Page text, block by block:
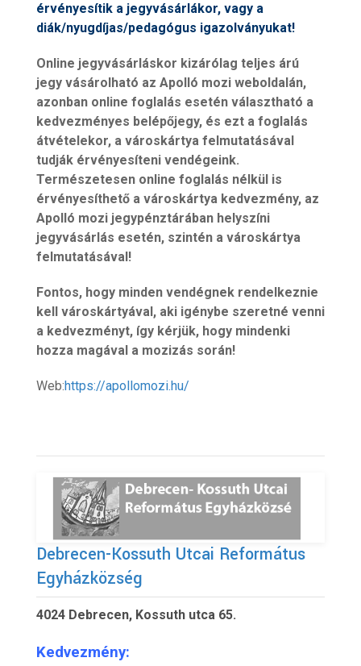
érvényesítik a jegyvásárlákor, vagy a
diák/nyugdíjas/pedagógus igazolványukat!
Online jegyvásárláskor kizárólag teljes árú
jegy vásárolható az Apolló mozi weboldalán,
azonban online foglalás esetén választható a
kedvezményes belépőjegy, és ezt a foglalás
átvételekor, a városkártya felmutatásával
tudják érvényesíteni vendégeink.
Természetesen online foglalás nélkül is
érvényesíthető a városkártya kedvezmény, az
Apolló mozi jegypénztárában helyszíni
jegyvásárlás esetén, szintén a városkártya
felmutatásával!
Fontos, hogy minden vendégnek rendelkeznie
kell városkártyával, aki igénybe szeretné venni
a kedvezményt, így kérjük, hogy mindenki
hozza magával a mozizás során!
Web:https://apollomozi.hu/
Debrecen-Kossuth Utcai Református
Egyházközség
4024 Debrecen, Kossuth utca 65.
Kedvezmény: